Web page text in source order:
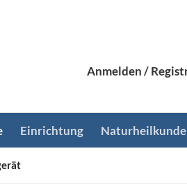
Anmelden /
Einrichtung Naturheilkunde